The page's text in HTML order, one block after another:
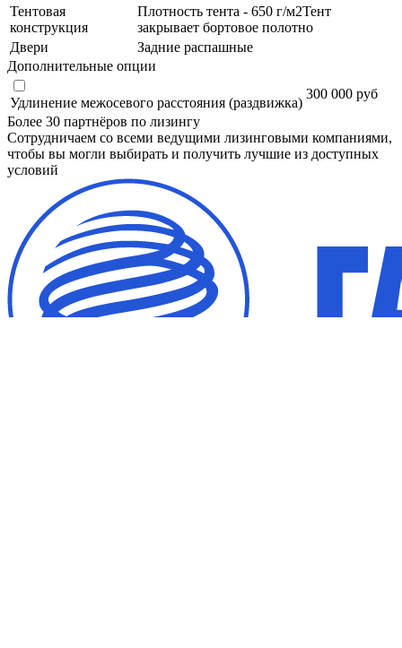
Тентовая
конструкция
Плотность тента - 650 г/м2Тент
закрывает бортовое полотно
Двери
Задние распашные
Дополнительные опции
Удлинение межосевого расстояния (раздвижка)
300 000 руб
Более 30 партнёров по лизингу
Сотрудничаем со всеми ведущими лизинговыми компаниями,
чтобы вы могли выбирать и получить лучшие из доступных
условий